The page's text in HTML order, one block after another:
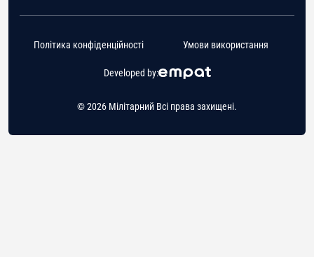
© 2026 Мілітарний Всі права захищені.
Developed by:
Політика конфіденційності Умови використання